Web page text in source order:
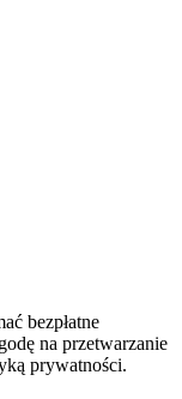
bezpłatne
na przetwarzanie
prywatności.